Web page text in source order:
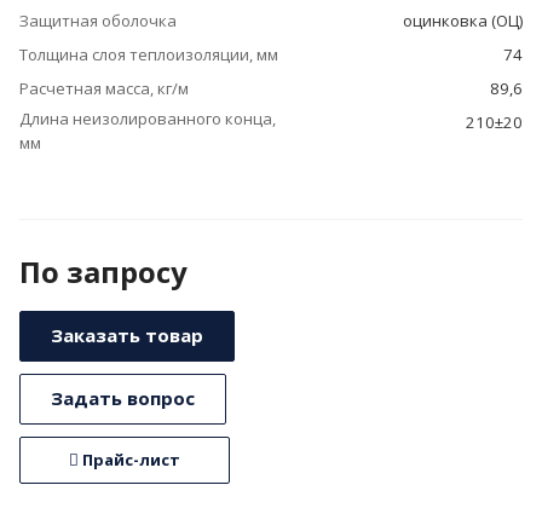
Защитная оболочка
оцинковка (ОЦ)
Толщина слоя теплоизоляции, мм
74
Расчетная масса, кг/м
89,6
Длина неизолированного конца,
мм
210±20
По запросу
Заказать товар
Задать вопрос
Прайс-лист